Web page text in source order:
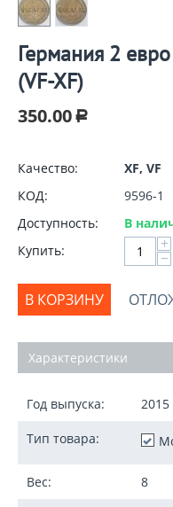
Германия 2
(VF-XF)
350.00 Р
Качество:
XF, VF
КОД:
9596-1
Доступность:
В
Купить:
+
−
В КОРЗИНУ
Характеристики
Год выпуска: 2015
Тип товара:
Вес: 8